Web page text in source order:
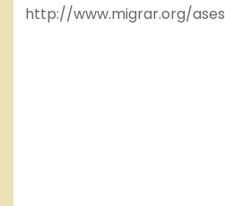
http://www.migrar.org/